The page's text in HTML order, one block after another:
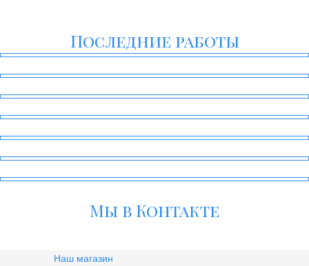
Последние работы
Мы в Контакте
Наш магазин